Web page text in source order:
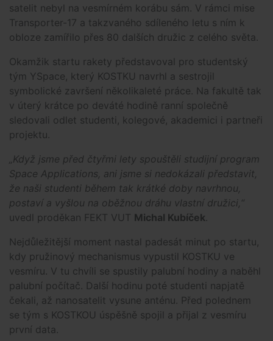
satelit nebyl na vesmírném korábu sám. V rámci mise
Transporter-17 a takzvaného sdíleného letu s ním k
obloze zamířilo přes 80 dalších družic z celého světa.
Okamžik startu rakety představoval pro studentský
tým YSpace, který KOSTKU navrhl a sestrojil
symbolické završení několikaleté práce. Na fakultě tak
v úterý krátce po deváté hodině ranní společně
sledovali odlet studenti, kolegové, akademici i partneři
projektu.
„Když jsme před čtyřmi lety spouštěli studijní program
Space Applications, ani jsme si nedokázali představit,
že naši studenti během tak krátké doby navrhnou,
postaví a vyšlou na oběžnou dráhu vlastní družici,“
uvedl proděkan FEKT VUT Michal Kubíček.
Nejdůležitější moment nastal padesát minut po startu,
kdy pružinový mechanismus vypustil KOSTKU ve
vesmíru. V tu chvíli se spustily palubní hodiny a naběhl
palubní počítač. Další hodinu poté studenti napjatě
čekali, až nanosatelit vysune anténu. Před polednem
se tým s KOSTKOU úspěšně spojil a přijal z vesmíru
první data.